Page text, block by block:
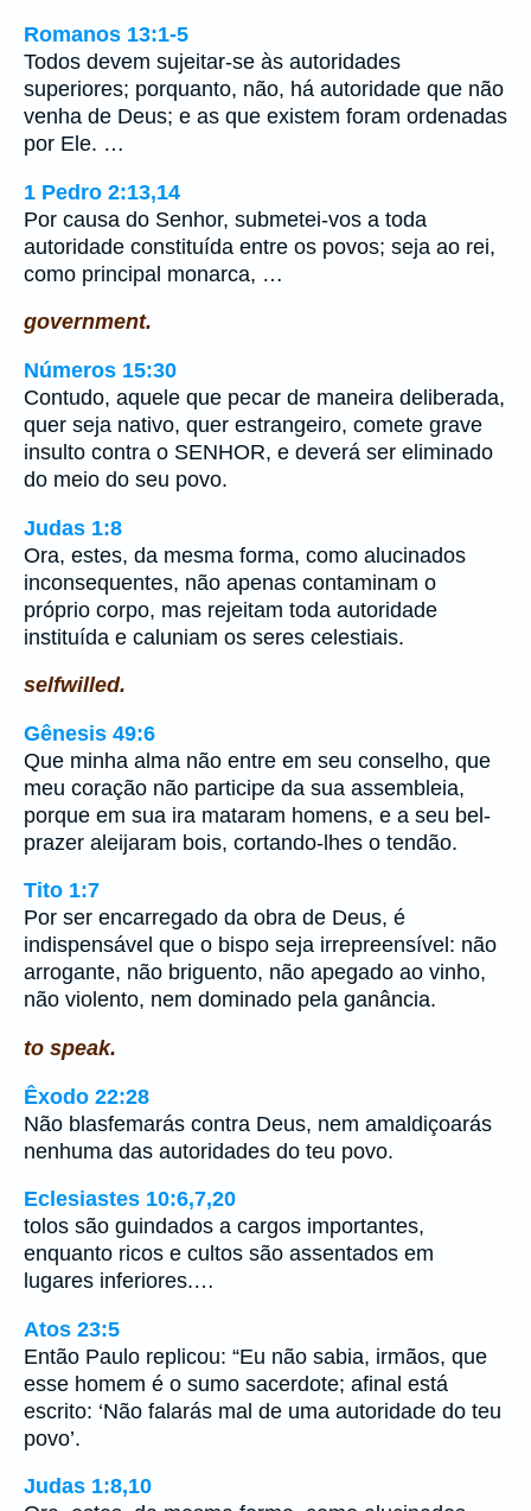
Romanos 13:1-5
Todos devem sujeitar-se às autoridades
superiores; porquanto, não, há autoridade que não
venha de Deus; e as que existem foram ordenadas
por Ele. …
1 Pedro 2:13,14
Por causa do Senhor, submetei-vos a toda
autoridade constituída entre os povos; seja ao rei,
como principal monarca, …
government.
Números 15:30
Contudo, aquele que pecar de maneira deliberada,
quer seja nativo, quer estrangeiro, comete grave
insulto contra o SENHOR, e deverá ser eliminado
do meio do seu povo.
Judas 1:8
Ora, estes, da mesma forma, como alucinados
inconsequentes, não apenas contaminam o
próprio corpo, mas rejeitam toda autoridade
instituída e caluniam os seres celestiais.
selfwilled.
Gênesis 49:6
Que minha alma não entre em seu conselho, que
meu coração não participe da sua assembleia,
porque em sua ira mataram homens, e a seu bel-
prazer aleijaram bois, cortando-lhes o tendão.
Tito 1:7
Por ser encarregado da obra de Deus, é
indispensável que o bispo seja irrepreensível: não
arrogante, não briguento, não apegado ao vinho,
não violento, nem dominado pela ganância.
to speak.
Êxodo 22:28
Não blasfemarás contra Deus, nem amaldiçoarás
nenhuma das autoridades do teu povo.
Eclesiastes 10:6,7,20
tolos são guindados a cargos importantes,
enquanto ricos e cultos são assentados em
lugares inferiores.…
Atos 23:5
Então Paulo replicou: “Eu não sabia, irmãos, que
esse homem é o sumo sacerdote; afinal está
escrito: ‘Não falarás mal de uma autoridade do teu
povo’.
Judas 1:8,10